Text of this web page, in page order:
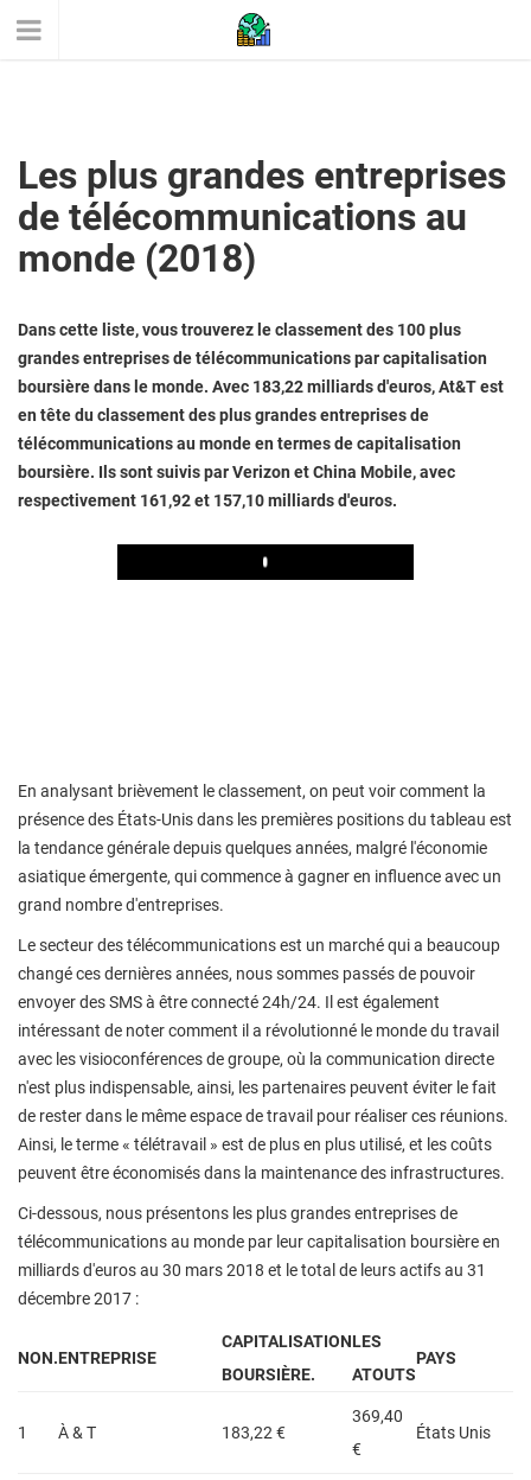
Les plus grandes entreprises
de télécommunications au
monde (2018)
Dans cette liste, vous trouverez le classement des 100 plus
grandes entreprises de télécommunications par capitalisation
boursière dans le monde. Avec 183,22 milliards d'euros, At&T est
en tête du classement des plus grandes entreprises de
télécommunications au monde en termes de capitalisation
boursière. Ils sont suivis par Verizon et China Mobile, avec
respectivement 161,92 et 157,10 milliards d'euros.
Play
En analysant brièvement le classement, on peut voir comment la
présence des États-Unis dans les premières positions du tableau est
la tendance générale depuis quelques années, malgré l'économie
asiatique émergente, qui commence à gagner en influence avec un
grand nombre d'entreprises.
Le secteur des télécommunications est un marché qui a beaucoup
changé ces dernières années, nous sommes passés de pouvoir
envoyer des SMS à être connecté 24h/24. Il est également
intéressant de noter comment il a révolutionné le monde du travail
avec les visioconférences de groupe, où la communication directe
n'est plus indispensable, ainsi, les partenaires peuvent éviter le fait
de rester dans le même espace de travail pour réaliser ces réunions.
Ainsi, le terme « télétravail » est de plus en plus utilisé, et les coûts
peuvent être économisés dans la maintenance des infrastructures.
Ci-dessous, nous présentons les plus grandes entreprises de
télécommunications au monde par leur capitalisation boursière en
milliards d'euros au 30 mars 2018 et le total de leurs actifs au 31
décembre 2017 :
NON.ENTREPRISE
CAPITALISATION
BOURSIÈRE.
LES
ATOUTS
PAYS
1 À & T 183,22 €
369,40
€
États Unis